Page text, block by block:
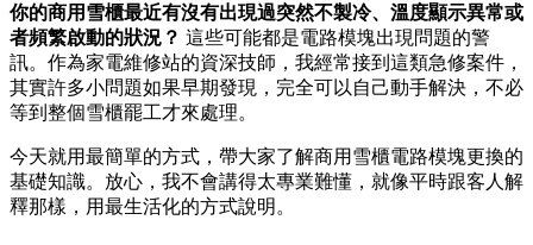
你的商用雪櫃最近有沒有出現過突然不製冷、溫度顯示異常或
者頻繁啟動的狀況？ ​ 這些可能都是電路模塊出現問題的警
訊。作為家電維修站的資深技師，我經常接到這類急修案件，
其實許多小問題如果早期發現，完全可以自己動手解決，不必
等到整個雪櫃罷工才來處理。
今天就用最簡單的方式，帶大家了解商用雪櫃電路模塊更換的
基礎知識。放心，我不會講得太專業難懂，就像平時跟客人解
釋那樣，用最生活化的方式說明。